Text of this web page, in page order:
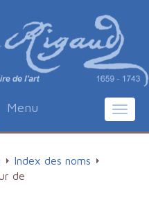
Menu
Index des noms
de